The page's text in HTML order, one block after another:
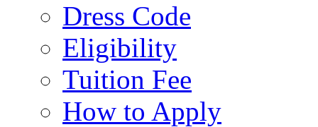
Dress Code
Eligibility
Tuition Fee
How to Apply